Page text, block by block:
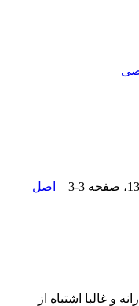
، صفحه 3-3
اصل
و غالبا اشتباه از